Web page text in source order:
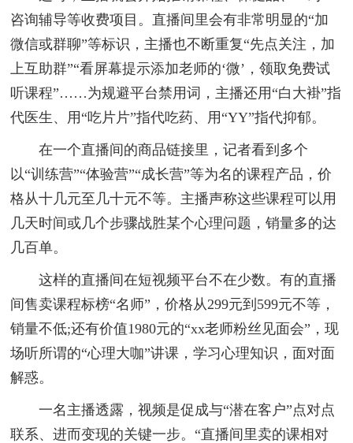
咨询辅导等收费项目。直播间里会有非常明显的“加
微信或群聊”等标识，主播也不断重复“先点关注，加
上互助群”“看屏幕提示添加老师的‘微’，领取免费试
听课程”……为规避平台禁用词，主播还用“白大褂”指
代医生、用“吃片片”指代吃药、用“YY”指代抑郁。
在一个直播间的商品链接里，记者看到多个
以“训练营”“体验营”“成长营”等为名的课程产品，价
格从十几元至几十元不等。主播声称这些课程可以用
几天时间或几个步骤战胜某个心理问题，销量多的达
几百单。
这样的直播间在短视频平台不在少数。有的直播
间售卖课程标榜“名师”，价格从299元到599元不等，
销量不低;还有价值1980元的“xx老师粉丝见面会”，现
场听所谓的“心理大咖”讲课，学习心理知识，面对面
解惑。
一名主播透露，视频是促成与“潜在客户”点对点
联系、进而变现的关键一步。“直播间里卖的课相对